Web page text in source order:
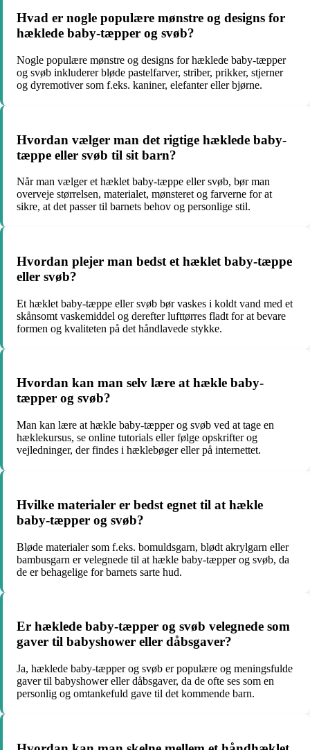
Hvad er nogle populære mønstre og designs for
hæklede baby-tæpper og svøb?
Nogle populære mønstre og designs for hæklede baby-tæpper
og svøb inkluderer bløde pastelfarver, striber, prikker, stjerner
og dyremotiver som f.eks. kaniner, elefanter eller bjørne.
Hvordan vælger man det rigtige hæklede baby-
tæppe eller svøb til sit barn?
Når man vælger et hæklet baby-tæppe eller svøb, bør man
overveje størrelsen, materialet, mønsteret og farverne for at
sikre, at det passer til barnets behov og personlige stil.
Hvordan plejer man bedst et hæklet baby-tæppe
eller svøb?
Et hæklet baby-tæppe eller svøb bør vaskes i koldt vand med et
skånsomt vaskemiddel og derefter lufttørres fladt for at bevare
formen og kvaliteten på det håndlavede stykke.
Hvordan kan man selv lære at hækle baby-
tæpper og svøb?
Man kan lære at hækle baby-tæpper og svøb ved at tage en
hæklekursus, se online tutorials eller følge opskrifter og
vejledninger, der findes i hæklebøger eller på internettet.
Hvilke materialer er bedst egnet til at hækle
baby-tæpper og svøb?
Bløde materialer som f.eks. bomuldsgarn, blødt akrylgarn eller
bambusgarn er velegnede til at hækle baby-tæpper og svøb, da
de er behagelige for barnets sarte hud.
Er hæklede baby-tæpper og svøb velegnede som
gaver til babyshower eller dåbsgaver?
Ja, hæklede baby-tæpper og svøb er populære og meningsfulde
gaver til babyshower eller dåbsgaver, da de ofte ses som en
personlig og omtankefuld gave til det kommende barn.